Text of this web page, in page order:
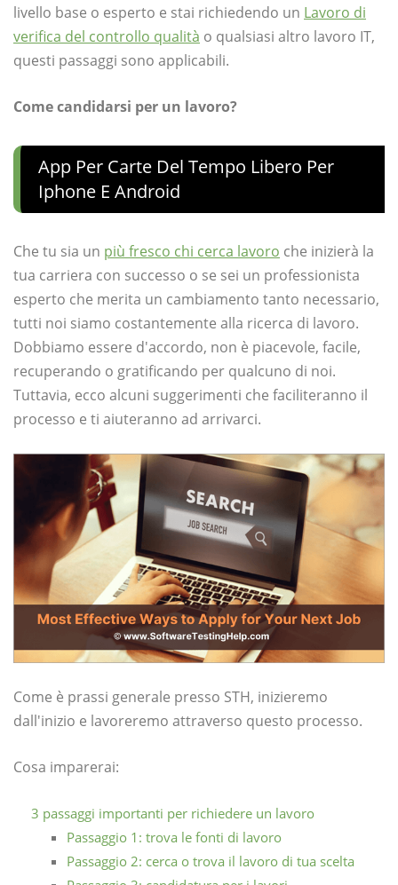
livello base o esperto e stai richiedendo un Lavoro di
verifica del controllo qualità o qualsiasi altro lavoro IT,
questi passaggi sono applicabili.
Come candidarsi per un lavoro?
App Per Carte Del Tempo Libero Per
Iphone E Android
Che tu sia un più fresco chi cerca lavoro che inizierà la
tua carriera con successo o se sei un professionista
esperto che merita un cambiamento tanto necessario,
tutti noi siamo costantemente alla ricerca di lavoro.
Dobbiamo essere d'accordo, non è piacevole, facile,
recuperando o gratificando per qualcuno di noi.
Tuttavia, ecco alcuni suggerimenti che faciliteranno il
processo e ti aiuteranno ad arrivarci.
Come è prassi generale presso STH, inizieremo
dall'inizio e lavoreremo attraverso questo processo.
Cosa imparerai:
3 passaggi importanti per richiedere un lavoro
Passaggio 1: trova le fonti di lavoro
Passaggio 2: cerca o trova il lavoro di tua scelta